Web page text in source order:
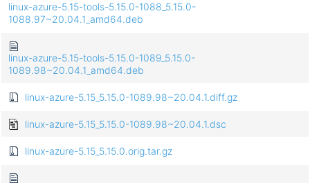
linux-azure-5.15-tools-5.15.0-1088_5.15.0-
1088.97~20.04.1_amd64.deb
linux-azure-5.15-tools-5.15.0-1089_5.15.0-
1089.98~20.04.1_amd64.deb
linux-azure-5.15_5.15.0-1089.98~20.04.1.diff.gz
linux-azure-5.15_5.15.0-1089.98~20.04.1.dsc
linux-azure-5.15_5.15.0.orig.tar.gz